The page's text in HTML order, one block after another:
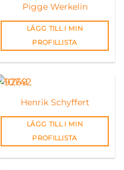
Pigge Werkelin
LÄGG TILL I MIN
PROFILLISTA
Henrik Schyffert
LÄGG TILL I MIN
PROFILLISTA